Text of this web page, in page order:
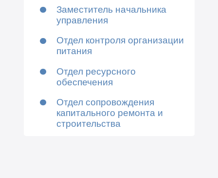
Заместитель начальника
управления
Отдел контроля организации
питания
Отдел ресурсного
обеспечения
Отдел сопровождения
капитального ремонта и
строительства